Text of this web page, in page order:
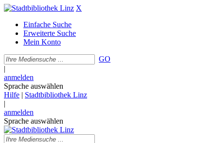
X
Einfache Suche
Erweiterte Suche
Mein Konto
GO
|
anmelden
Sprache auswählen
Hilfe | Stadtbibliothek Linz
|
anmelden
Sprache auswählen